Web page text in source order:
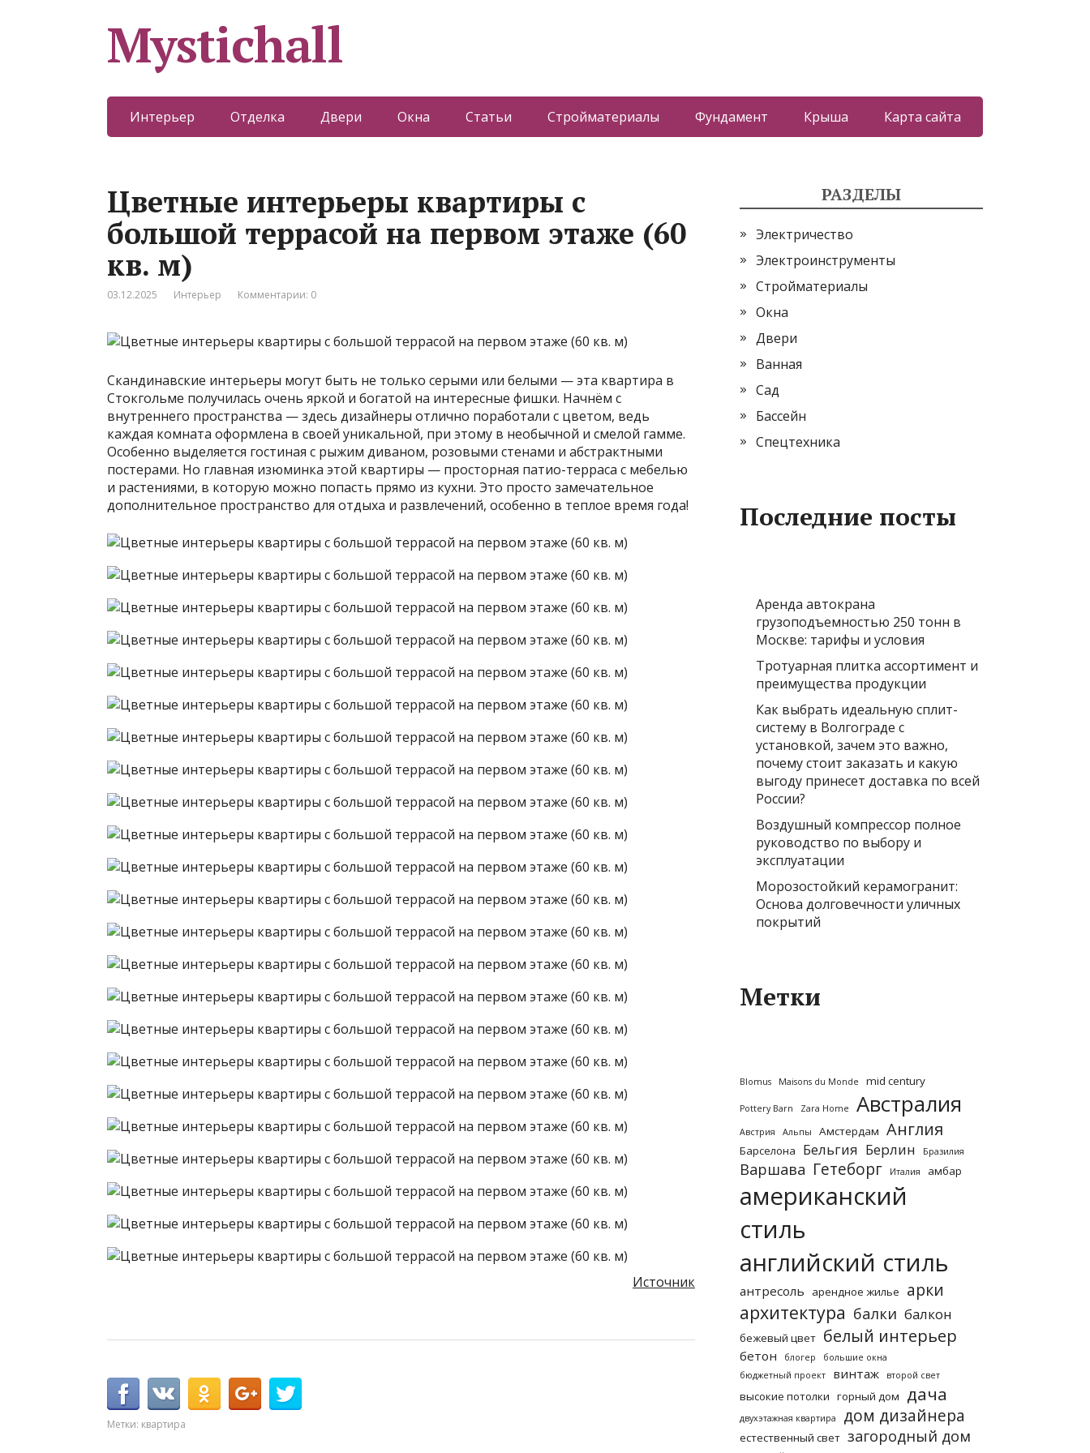
Mystichall
Интерьер Отделка Двери Окна Статьи Стройматериалы Фундамент Крыша Карта сайта
Цветные интерьеры квартиры с
большой террасой на первом этаже (60
кв. м)
03.12.2025 Интерьер Комментарии: 0
Скандинавские интерьеры могут быть не только серыми или белыми — эта квартира в
Стокгольме получилась очень яркой и богатой на интересные фишки. Начнём с
внутреннего пространства — здесь дизайнеры отлично поработали с цветом, ведь
каждая комната оформлена в своей уникальной, при этому в необычной и смелой гамме.
Особенно выделяется гостиная с рыжим диваном, розовыми стенами и абстрактными
постерами. Но главная изюминка этой квартиры — просторная патио-терраса с мебелью
и растениями, в которую можно попасть прямо из кухни. Это просто замечательное
дополнительное пространство для отдыха и развлечений, особенно в теплое время года!
Источник
Метки: квартира
РАЗДЕЛЫ
Электричество
Электроинструменты
Стройматериалы
Окна
Двери
Ванная
Сад
Бассейн
Спецтехника
Последние посты
Аренда автокрана
грузоподъемностью 250 тонн в
Москве: тарифы и условия
Тротуарная плитка ассортимент и
преимущества продукции
Как выбрать идеальную сплит-
систему в Волгограде с
установкой, зачем это важно,
почему стоит заказать и какую
выгоду принесет доставка по всей
России?
Воздушный компрессор полное
руководство по выбору и
эксплуатации
Морозостойкий керамогранит:
Основа долговечности уличных
покрытий
Метки
Blomus Maisons du Monde mid century
Pottery Barn Zara Home Австралия
Австрия Альпы Амстердам Англия
Барселона Бельгия Берлин Бразилия
Варшава Гетеборг Италия амбар
американский
стиль
английский стиль
антресоль арендное жилье арки
архитектура балки балкон
бежевый цвет белый интерьер
бетон блогер
большие окна
бюджетный проект
винтаж второй свет
высокие потолки горный дом дача
двухэтажная квартира дом дизайнера
естественный свет загородный дом